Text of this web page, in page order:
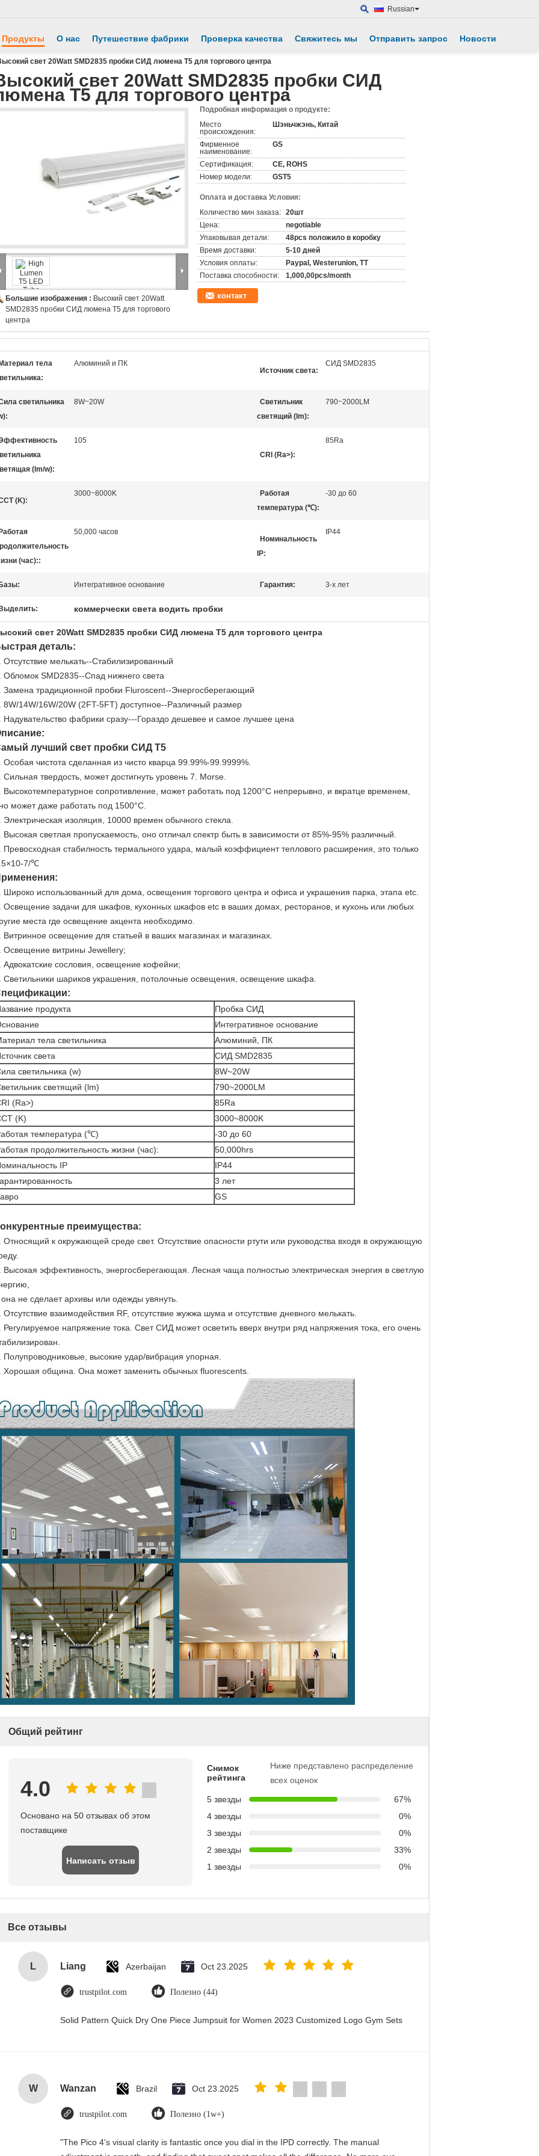
Russian
Продукты О нас Путешествие фабрики Проверка качества Свяжитесь мы Отправить запрос Новости
свет 20Watt SMD2835 пробки СИД люмена T5 для торгового центра
свет 20Watt SMD2835 пробки СИД
T5 для торгового центра
Большие изображения : Высокий свет 20Watt
SMD2835 пробки СИД люмена T5 для торгового
центра
Подробная информация о продукте:
Место
происхождения:
Шэньчжэнь, Китай
Фирменное
наименование:
GS
Сертификация:
CE, ROHS
Номер модели:
GST5
Оплата и доставка Условия:
Количество мин заказа: 20шт
Цена:
negotiable
Упаковывая детали:
48pcs положило в коробку
Время доставки:
5-10 дней
Условия оплаты:
Paypal, Westerunion, TT
Поставка способности:
1,000,00pcs/month
контакт
тела
Алюминий и ПК
Источник света:
СИД SMD2835
светильника
8W~20W
Светильник
светящий (lm):
790~2000LM
(lm/w):
105
CRI (Ra>):
85Ra
(K):
3000~8000K
Работая
температура (℃):
-30 до 60
(час)::
50,000 часов
Номинальность
IP:
IP44
Интегративное основание Гарантия: 3-х лет
коммерчески света водить пробки
свет 20Watt SMD2835 пробки СИД люмена T5 для торгового центра
деталь:
Отсутствие мелькать--Стабилизированный
Обломок SMD2835--Спад нижнего света
Замена традиционной пробки Fluroscent--Энергосберегающий
8W/14W/16W/20W (2FT-5FT) доступное--Различный размер
Надувательство фабрики сразу---Гораздо дешевее и самое лучшее цена
лучший свет пробки СИД T5
Особая чистота сделанная из чисто кварца 99.99%-99.9999%.
Сильная твердость, может достигнуть уровень 7. Morse.
Высокотемпературное сопротивление, может работать под 1200°C непрерывно, и вкратце временем,
может даже работать под 1500°C.
Электрическая изоляция, 10000 времен обычного стекла.
Высокая светлая пропускаемость, оно отличал спектр быть в зависимости от 85%-95% различный.
Превосходная стабилность термального удара, малый коэффициент теплового расширения, это только
7/℃
Широко использованный для дома, освещения торгового центра и офиса и украшения парка, этапа etc.
Освещение задачи для шкафов, кухонных шкафов etc в ваших домах, ресторанов, и кухонь или любых
места где освещение акцента необходимо.
Витринное освещение для статьей в ваших магазинах и магазинах.
Освещение витрины Jewellery;
Адвокатские сословия, освещение кофейни;
Светильники шариков украшения, потолочные освещения, освещение шкафа.
продукта
Пробка СИД
Интегративное основание
тела светильника
Алюминий, ПК
света
СИД SMD2835
светильника (w)
8W~20W
светящий (lm)
790~2000LM
(Ra>)
85Ra
(K)
3000~8000K
температура (℃)
-30 до 60
продолжительность жизни (час):
50,000hrs
IP
IP44
3 лет
GS
преимущества:
Относящий к окружающей среде свет. Отсутствие опасности ртути или руководства входя в окружающую
Высокая эффективность, энергосберегающая. Лесная чаща полностью электрическая энергия в светлую
не сделает архивы или одежды увянуть.
Отсутствие взаимодействия RF, отсутствие жужжа шума и отсутствие дневного мелькать.
Регулируемое напряжение тока. Свет СИД может осветить вверх внутри ряд напряжения тока, его очень
Полупроводниковые, высокие удар/вибрация упорная.
Хорошая община. Она может заменить обычных fluorescents.
Общий рейтинг
4.0
Основано на 50 отзывах об этом
поставщике
Написать отзыв
Снимок
рейтинга
Ниже представлено распределение
всех оценок
5 звезды
67%
4 звезды
0%
3 звезды
0%
2 звезды
33%
1 звезды
0%
Все отзывы
L Liang Azerbaijan Oct 23.2025
trustpilot.com Полезно (44)
Solid Pattern Quick Dry One Piece Jumpsuit for Women 2023 Customized Logo Gym Sets
W Wanzan Brazil Oct 23.2025
trustpilot.com Полезно (1w+)
"The Pico 4's visual clarity is fantastic once you dial in the IPD correctly. The manual